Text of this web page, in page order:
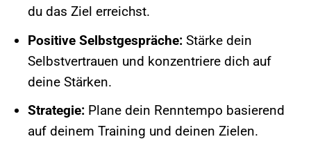
du das Ziel erreichst.
Positive Selbstgespräche:Stärke dein
Selbstvertrauen und konzentriere dich auf
deine Stärken.
Strategie:Plane dein Renntempo basierend
auf deinem Training und deinen Zielen.